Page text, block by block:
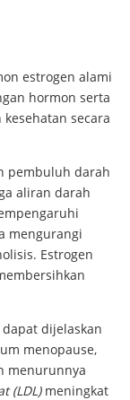
estrogen alami
hormon serta
secara
pembuluh darah
aliran darah
mengurangi
Estrogen
dijelaskan
menopause,
menurunnya
(LDL)meningkat